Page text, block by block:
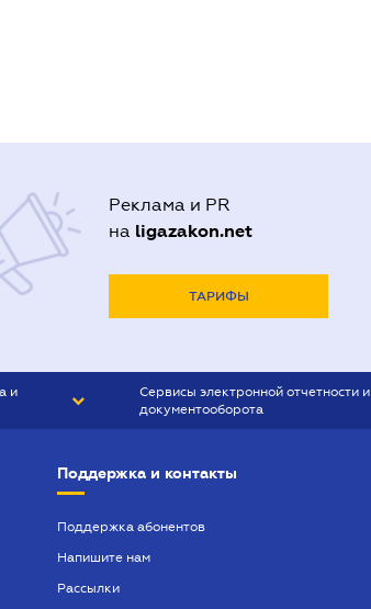
Реклама и PR
на ligazakon.net
ТАРИФЫ
и
Сервисы электронной отчетности и
документооборота
Поддержка и контакты
Поддержка абонентов
Напишите нам
Рассылки